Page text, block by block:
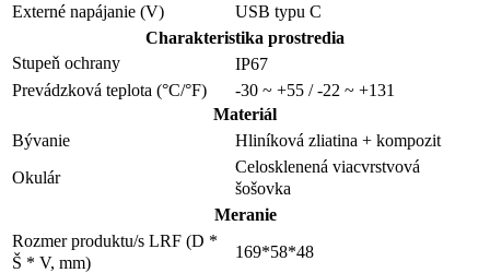
Externé napájanie (V)
USB typu C
Charakteristika prostredia
Stupeň ochrany
IP67
Prevádzková teplota (°C/°F)
-30 ~ +55 / -22 ~ +131
Materiál
Bývanie
Hliníková zliatina + kompozit
Okulár
Celosklenená viacvrstvová
šošovka
Meranie
Rozmer produktu/s LRF (D *
Š * V, mm)
169*58*48